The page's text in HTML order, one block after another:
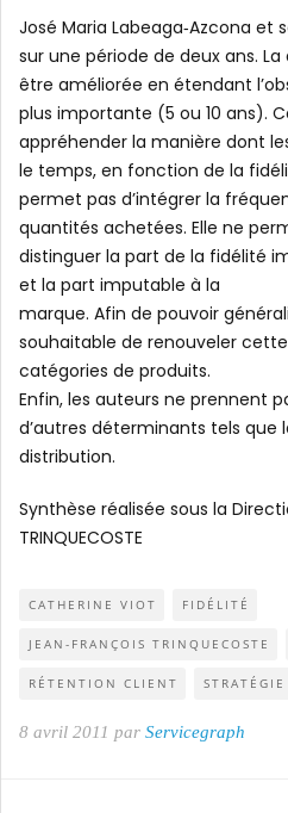
José Maria Labeaga‐Azcona et
sur une période de deux ans.
être améliorée en étendant
plus importante (5 ou 10 ans).
appréhender la manière dont
le temps, en fonction de la
permet pas d’intégrer la
quantités achetées. Elle ne
distinguer la part de la fidélité
et la part imputable à la
marque. Afin de pouvoir
souhaitable de renouveler
catégories de produits.
Enfin, les auteurs ne prennent
d’autres déterminants tels que
distribution.
Synthèse réalisée sous la
TRINQUECOSTE
CATHERINE VIOT FIDÉLITÉ
JEAN-FRANÇOIS TRINQUECOSTE
RÉTENTION CLIENT
8 avril 2011 par Servicegraph